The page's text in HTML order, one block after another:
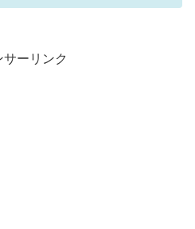
サーリンク